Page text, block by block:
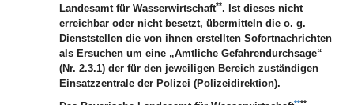
Landesamt für Wasserwirtschaft**. Ist dieses nicht
erreichbar oder nicht besetzt, übermitteln die o. g.
Dienststellen die von ihnen erstellten Sofortnachrichten
als Ersuchen um eine „Amtliche Gefahrendurchsage“
(Nr. 2.3.1) der für den jeweiligen Bereich zuständigen
Einsatzzentrale der Polizei (Polizeidirektion).
****